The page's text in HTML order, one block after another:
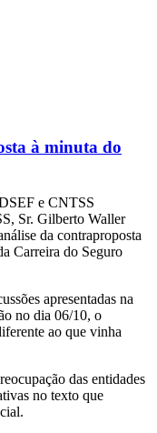
à minuta do
e CNTSS
Sr. Gilberto Waller
da contraproposta
Carreira do Seguro
apresentadas na
no dia 06/10, o
ao que vinha
das entidades
no texto que